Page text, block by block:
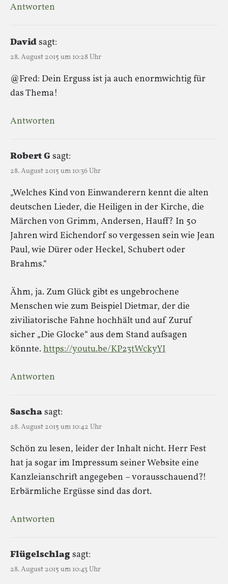
Antworten
Davidsagt:
28. August 2015 um 10:28 Uhr
@Fred: Dein Erguss ist ja auch enormwichtig für
das Thema!
Antworten
Robert G sagt:
28. August 2015 um 10:36 Uhr
„Welches Kind von Einwanderern kennt die alten
deutschen Lieder, die Heiligen in der Kirche, die
Märchen von Grimm, Andersen, Hauff? In 50
Jahren wird Eichendorf so vergessen sein wie Jean
Paul, wie Dürer oder Heckel, Schubert oder
Brahms.“
Ähm, ja. Zum Glück gibt es ungebrochene
Menschen wie zum Beispiel Dietmar, der die
ziviliatorische Fahne hochhält und auf Zuruf
sicher „Die Glocke“ aus dem Stand aufsagen
könnte.https://youtu.be/KP23tWckyYI
Antworten
Saschasagt:
28. August 2015 um 10:42 Uhr
Schön zu lesen, leider der Inhalt nicht. Herr Fest
hat ja sogar im Impressum seiner Website eine
Kanzleianschrift angegeben – vorausschauend?!
Erbärmliche Ergüsse sind das dort.
Antworten
Flügelschlagsagt:
28. August 2015 um 10:43 Uhr